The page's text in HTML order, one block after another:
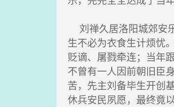
刘禅久居洛阳城郊安
生不必为衣食生计烦忧
贬谪、屠戮牵连；当年
不曾有一人因前朝旧臣
苦，先主刘备毕生开创
休兵安民夙愿，最终竟